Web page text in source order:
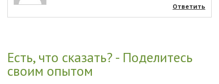
Ответить
Есть, что сказать? - Поделитесь
своим опытом